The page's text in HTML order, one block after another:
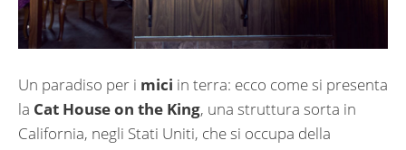
Un paradiso per i mici in terra: ecco come si presenta
la Cat House on the King, una struttura sorta in
California, negli Stati Uniti, che si occupa della